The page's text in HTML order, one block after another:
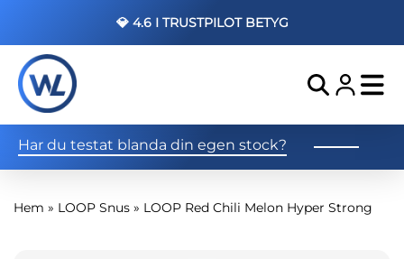
💎 4.6 I TRUSTPILOT BETYG
Har du testat blanda din egen stock?
Hem » LOOP Snus » LOOP Red Chili Melon Hyper Strong